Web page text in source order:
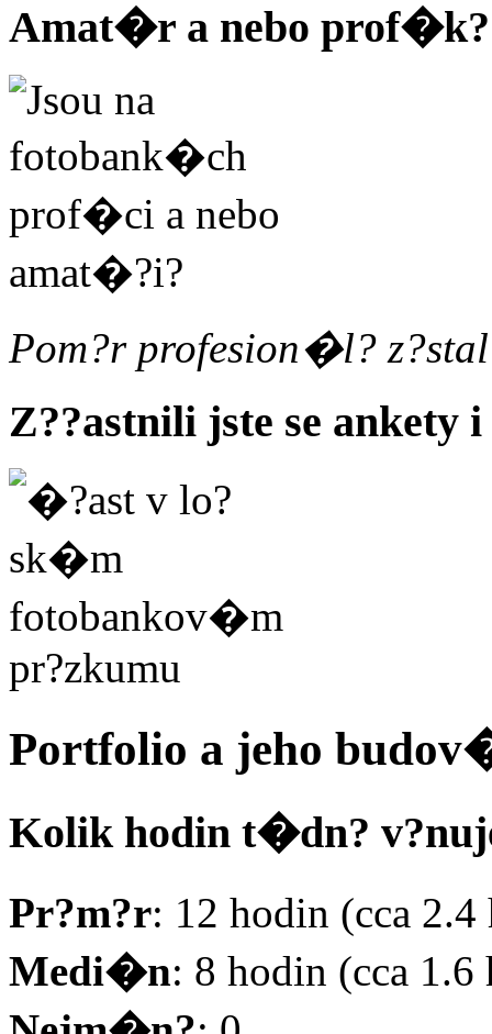
Amat�r a nebo prof�k?
Pom?r profesion�l?
Z??astnili jste se ankety
Portfolio a jeho
Kolik hodin t�dn?
Pr?m?r: 12 hodin (cca
Medi�n: 8 hodin (cca